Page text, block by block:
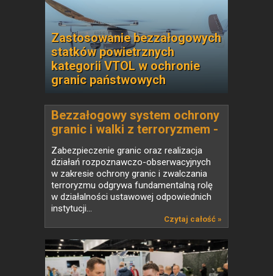
Zastosowanie bezzałogowych
statków powietrznych
kategorii VTOL w ochronie
granic państwowych
Bezzałogowy system ochrony
granic i walki z terroryzmem -
VTOL EOS C
Zabezpieczenie granic oraz realizacja
działań rozpoznawczo-obserwacyjnych
w zakresie ochrony granic i zwalczania
terroryzmu odgrywa fundamentalną rolę
w działalności ustawowej odpowiednich
instytucji...
Czytaj całość »